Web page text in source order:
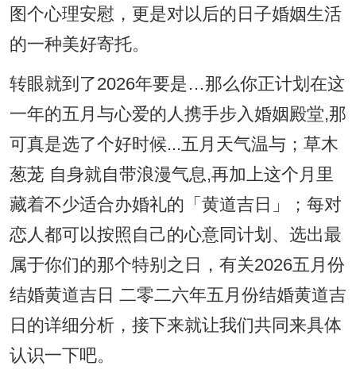
图个心理安慰，更是对以后的日子婚姻生活
的一种美好寄托。
转眼就到了2026年要是…那么你正计划在这
一年的五月与心爱的人携手步入婚姻殿堂,那
可真是选了个好时候...五月天气温与；草木
葱茏 自身就自带浪漫气息,再加上这个月里
藏着不少适合办婚礼的「黄道吉日」；每对
恋人都可以按照自己的心意同计划、选出最
属于你们的那个特别之日，有关2026五月份
结婚黄道吉日 二零二六年五月份结婚黄道吉
日的详细分析，接下来就让我们共同来具体
认识一下吧。